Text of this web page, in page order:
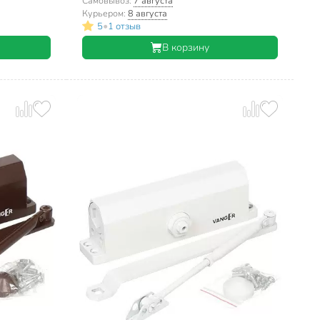
Курьером:8 августа
5•1 отзыв
В корзину